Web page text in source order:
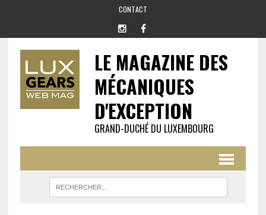
CONTACT
LE MAGAZINE DES
MÉCANIQUES
D'EXCEPTION
GRAND-DUCHÉ DU LUXEMBOURG